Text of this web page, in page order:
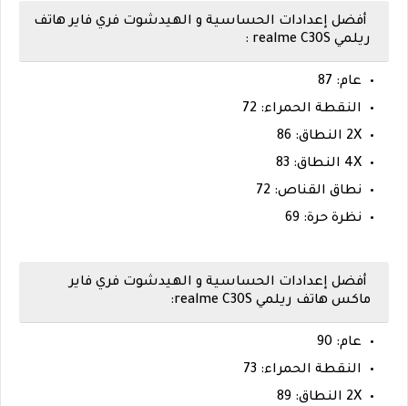
أفضل إعدادات الحساسية و الهيدشوت فري فاير هاتف
ريلمي realme C30S :
عام: 87
النقطة الحمراء: 72
2X النطاق: 86
4X النطاق: 83
نطاق القناص: 72
نظرة حرة: 69
أفضل إعدادات الحساسية و الهيدشوت فري فاير
ماكس هاتف ريلمي realme C30S:
عام: 90
النقطة الحمراء: 73
2X النطاق: 89